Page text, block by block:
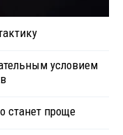
условием
станет проще